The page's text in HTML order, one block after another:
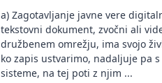
a) Zagotavljanje javne vere
tekstovni dokument, zvočni ali
družbenem omrežju, ima svojo
ko zapis ustvarimo, nadaljuje pa
sisteme, na tej poti z njim ...